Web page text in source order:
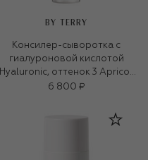
BY TERRY
Консилер-сыворотка с
гиалуроновой кислотой
Hyaluronic, оттенок 3 Apricot
Nude (5,2ml)
6 800 ₽